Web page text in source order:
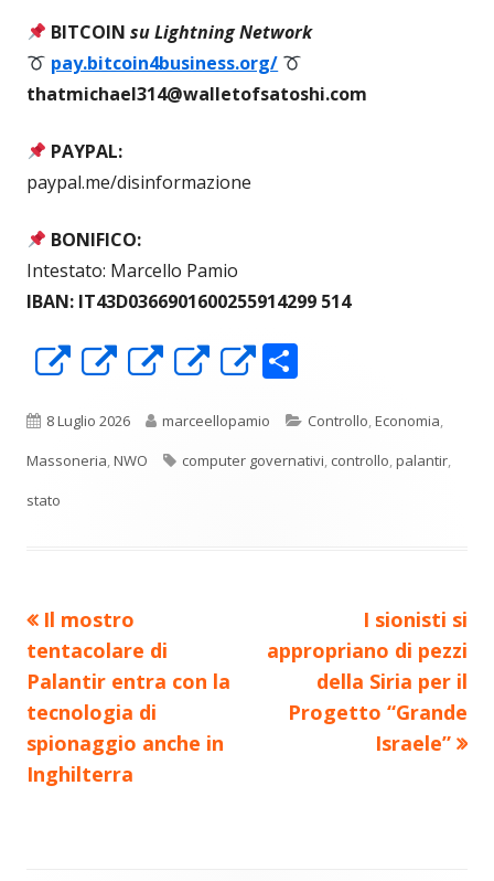
BITCOIN su Lightning Network
pay.bitcoin4business.org/
thatmichael314@walletofsatoshi.com
PAYPAL:
paypal.me/disinformazione
BONIFICO:
Intestato: Marcello Pamio
IBAN: IT43D0366901600255914299 514
Apre
una
nuova
Apre
una
nuova
Apre
una
nuova
Apre
una
nuova
Apre
una
nuova
n
di
Pubblicato
8 Luglio 2026 Autore
marceellopamio Categorie
Controllo,Economia,
Massoneria,NWO Tag
computer governativi, controllo,palantir,
stato
Navigazione
articoli
Precedente
articolo:
Il mostro
tentacolare di
Palantir entra con la
tecnologia di
spionaggio anche in
Inghilterra
Nuovo
articolo:
I sionisti si
appropriano di pezzi
della Siria per il
Progetto “Grande
Israele”